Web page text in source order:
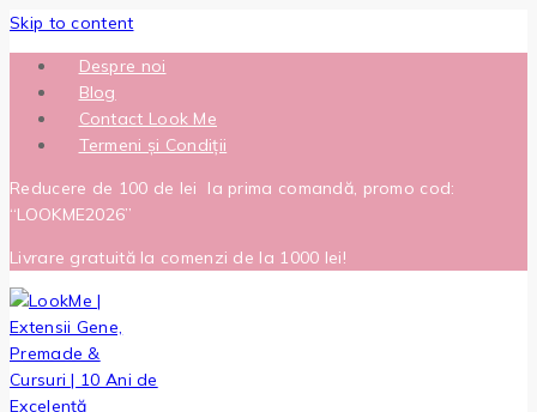
Skip to content
Despre noi
Blog
Contact Look Me
Termeni și Condiții
Reducere de 100 de lei la prima comandă, promo cod:
“LOOKME2026”
Livrare gratuită la comenzi de la 1000 lei!